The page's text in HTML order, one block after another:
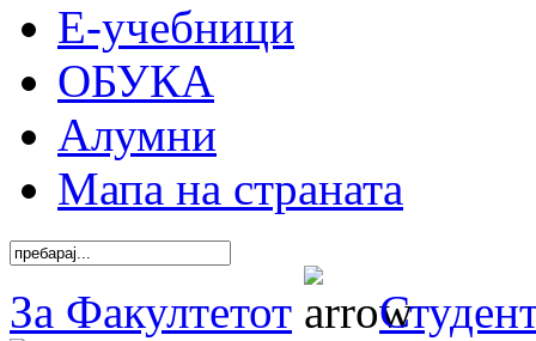
Е-учебници
ОБУКА
Алумни
Мапа на страната
За Факултетот